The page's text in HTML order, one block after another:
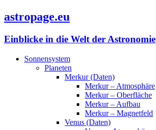
astropage.eu
Einblicke in die Welt der Astronomie
Sonnensystem
Planeten
Merkur (Daten)
Merkur – Atmosphäre
Merkur – Oberfläche
Merkur – Aufbau
Merkur – Magnetfeld
Venus (Daten)